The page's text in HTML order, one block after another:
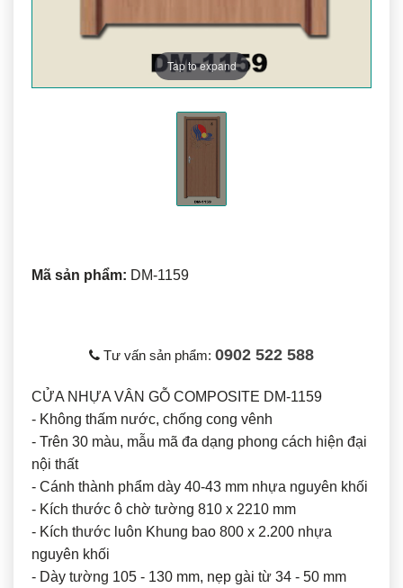
Tap to expand
Mã sản phẩm: DM-1159
Tư vấn sản phẩm: 0902 522 588
CỬA NHỰA VÂN GỖ COMPOSITE DM-1159
- Không thấm nước, chống cong vênh
- Trên 30 màu, mẫu mã đa dạng phong cách hiện đại
nội thất
- Cánh thành phẩm dày 40-43 mm nhựa nguyên khối
- Kích thước ô chờ tường 810 x 2210 mm
- Kích thước luôn Khung bao 800 x 2.200 nhựa
nguyên khối
- Dày tường 105 - 130 mm, nẹp gài từ 34 - 50 mm